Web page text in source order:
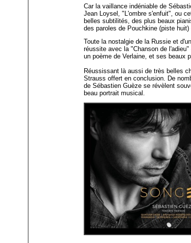
Car la vaillance indéniable de
Jean Loysel, "L'ombre s'enfuit", ou
belles subtilités, des plus beaux
des paroles de Pouchkine (piste
Toute la nostalgie de la Russie et
réussite avec la "Chanson de
un poème de Verlaine, et ses beaux
Réussissant là aussi de très belles
Strauss offert en conclusion. De
de Sébastien Guèze se révèlent
beau portrait musical.